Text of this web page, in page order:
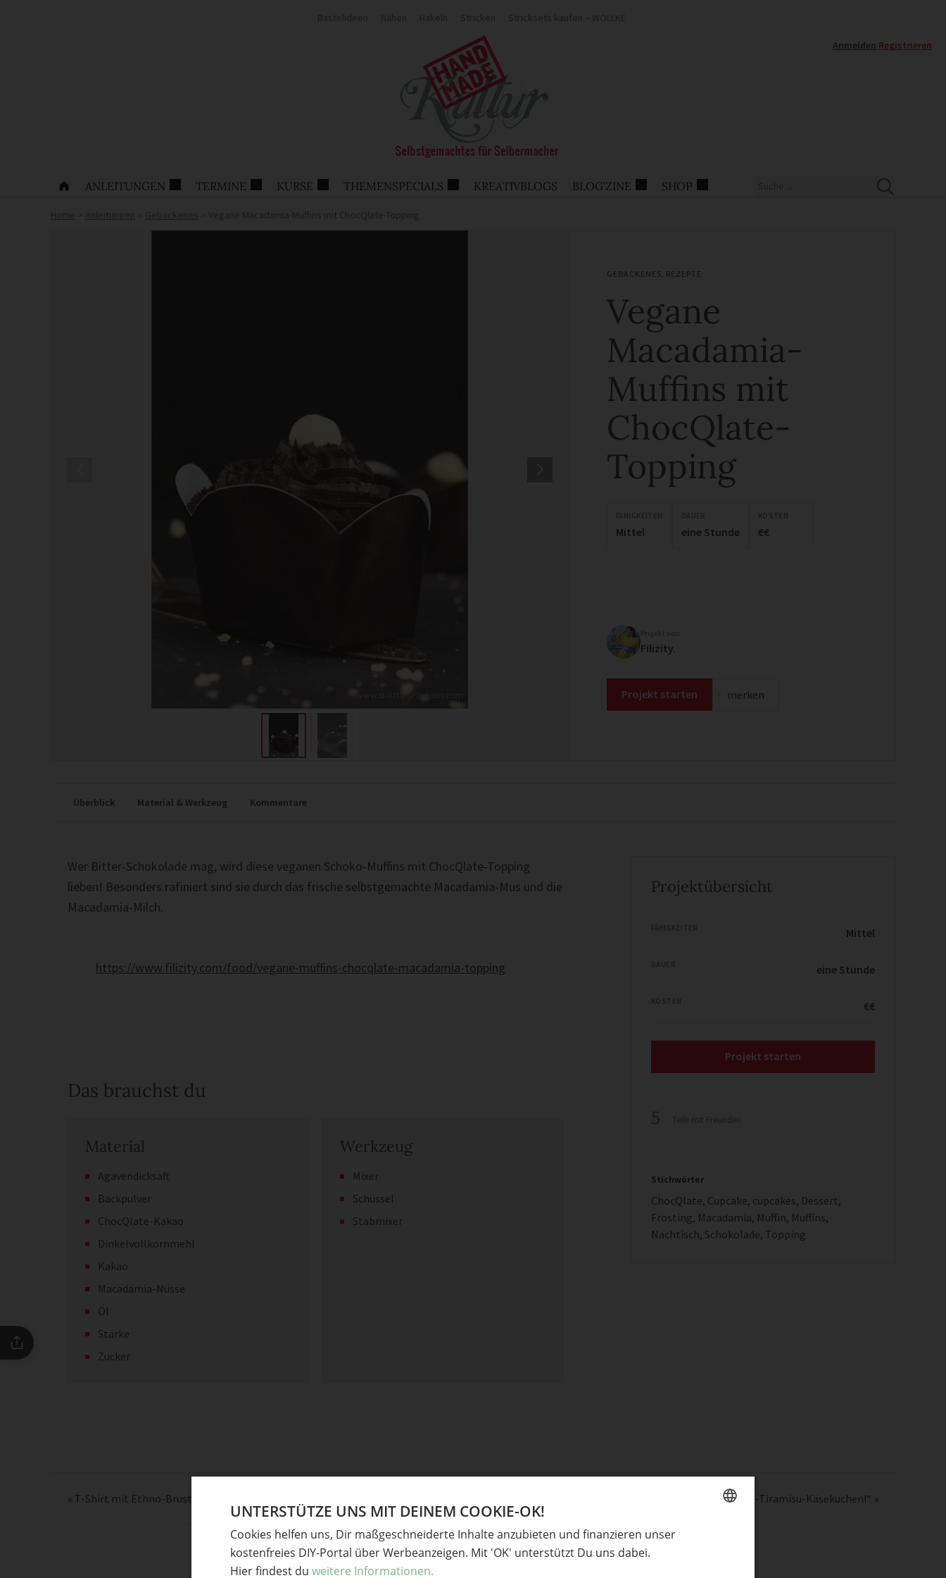
Anmelden Registrieren
ANLEITUNGEN TERMINE KURSE THEMENSPECIALS KREATIVBLOGS BLOG'ZINE SHOP
GEBACKENES REZEPTE
Vegane
Macadamia-
Muffins mit
ChocQlate-
Topping
Mittel eine Stunde €€
Filizity.
Projekt starten merken
Überblick Material & Werkzeug Kommentare
Wer Bitter-Schokolade mag, wird diese veganen Schoko-Muffins mit ChocQlate-Topping
lieben! Besonders rafiniert sind sie durch das frische selbstgemachte Macadamia-Mus und die
Macadamia-Milch.
https://www.filizity.com/food/vegane-muffins-chocqlate-macadamia-topping
Das brauchst du
Material
Agavendicksaft
Backpulver
ChocQlate-Kakao
Dinkelvollkornmehl
Kakao
Macadamia-Nüsse
Öl
Stärke
Zucker
Werkzeug
Mixer
Schüssel
Stabmixer
Projektübersicht
Mittel
eine Stunde
€€
Projekt starten
Stichwörter
ChocQlate, Cupcake, cupcakes, Dessert,
Frosting, Macadamia, Muffin, Muffins,
Nachtisch, Schokolade, Topping
« T-Shirt mit Ethno-Brusttasche aufpeppen „Eis-Tiramisu-Käsekuchen!“ »
UNTERSTÜTZE UNS MIT DEINEM COOKIE-OK!
Cookies helfen uns, Dir maßgeschneiderte Inhalte anzubieten und finanzieren unser
kostenfreies DIY-Portal über Werbeanzeigen. Mit 'OK' unterstützt Du uns dabei.
Hier findest du weitere Informationen.